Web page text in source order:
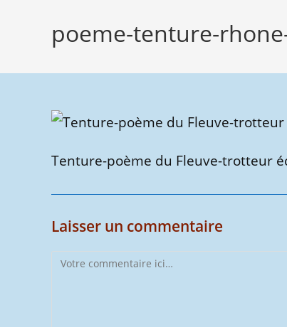
poeme-tenture-
Tenture-poème du Fleuve-trotteur
Laisser un commentaire
Comment